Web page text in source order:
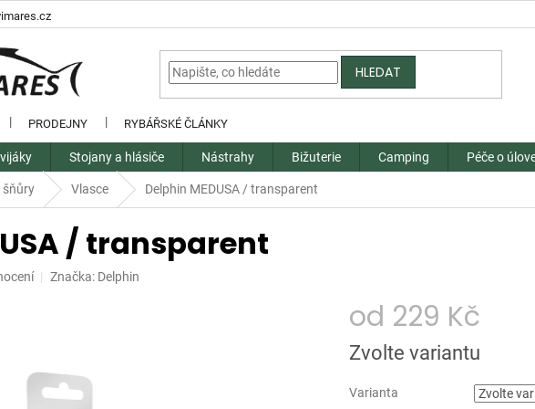
PRODEJNY RYBÁŘSKÉ ČLÁNKY
HLEDAT
Stojany a hlásiče Nástrahy Bižuterie Camping Péče o
šňůry Vlasce Delphin MEDUSA / transparent
/ transparent
Značka: Delphin
od 229 Kč
Měrná
cena:
Zvolte variantu
Varianta